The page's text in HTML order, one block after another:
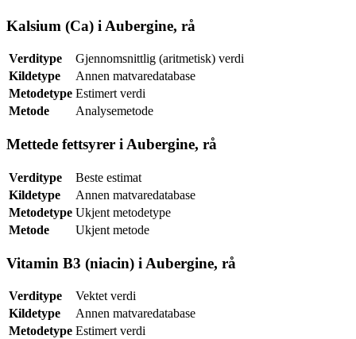
Kalsium (Ca) i Aubergine, rå
Verditype
Gjennomsnittlig (aritmetisk) verdi
Kildetype
Annen matvaredatabase
Metodetype Estimert verdi
Metode
Analysemetode
Mettede fettsyrer i Aubergine, rå
Verditype
Beste estimat
Kildetype
Annen matvaredatabase
Metodetype Ukjent metodetype
Metode
Ukjent metode
Vitamin B3 (niacin) i Aubergine, rå
Verditype
Vektet verdi
Kildetype
Annen matvaredatabase
Metodetype Estimert verdi